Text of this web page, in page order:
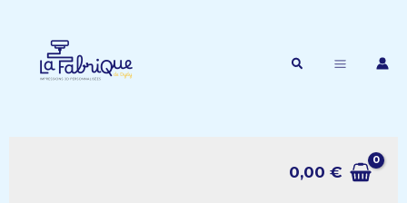
contenu
Rechercher
0,00€